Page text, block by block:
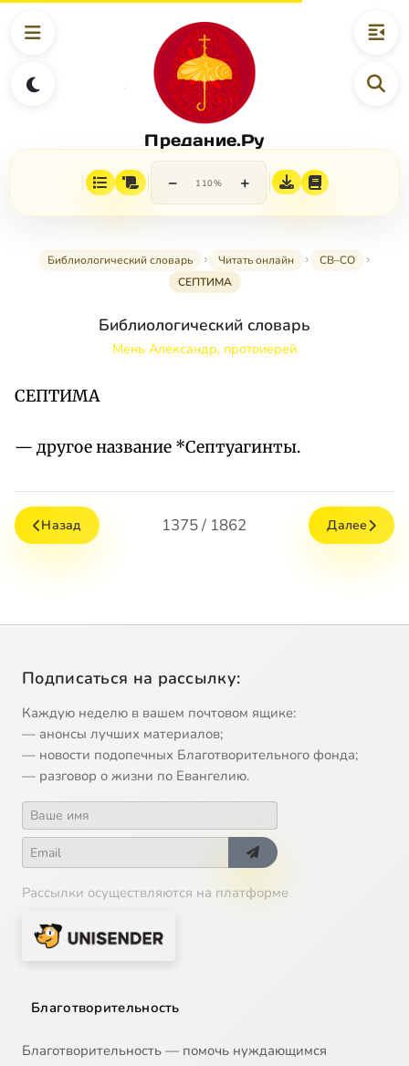
Предание.Ру
− 110% +
Библиологический словарь Читать онлайн
СВ–СО
СЕПТИМА
Библиологический словарь
Мень Александр, протоиерей
СЕПТИМА
— другое название *Септуагинты.
Назад 1375 / 1862 Далее
Подписаться на рассылку:
Каждую неделю в вашем почтовом ящике:
— анонсы лучших материалов;
— новости подопечных Благотворительного фонда;
— разговор о жизни по Евангелию.
Рассылки осуществляются на платформе
Благотворительность
Благотворительность — помочь нуждающимся